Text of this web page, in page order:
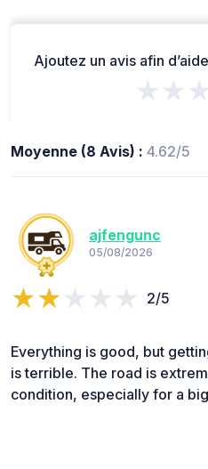
Ajoutez un avis afin
Moyenne (8 Avis) : 4.62/5
ajfengunc
05/08/2026
2/5
Everything is good, but
is terrible. The road is
condition, especially for a